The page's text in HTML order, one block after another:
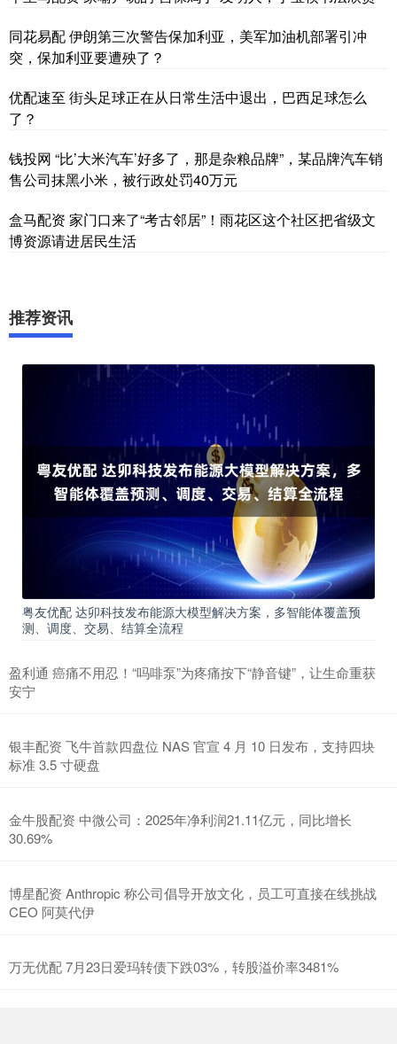
同花易配 伊朗第三次警告保加利亚，美军加油机部署引冲
突，保加利亚要遭殃了？
优配速至 街头足球正在从日常生活中退出，巴西足球怎么
了？
钱投网 “比’大米汽车’好多了，那是杂粮品牌”，某品牌汽车销
售公司抹黑小米，被行政处罚40万元
盒马配资 家门口来了“考古邻居”！雨花区这个社区把省级文
博资源请进居民生活
推荐资讯
粤友优配 达卯科技发布能源大模型解决方案，多智能体覆盖预
测、调度、交易、结算全流程
盈利通 癌痛不用忍！“吗啡泵”为疼痛按下“静音键”，让生命重获
安宁
银丰配资 飞牛首款四盘位 NAS 官宣 4 月 10 日发布，支持四块
标准 3.5 寸硬盘
金牛股配资 中微公司：2025年净利润21.11亿元，同比增长
30.69%
博星配资 Anthropic 称公司倡导开放文化，员工可直接在线挑战
CEO 阿莫代伊
万无优配 7月23日爱玛转债下跌03%，转股溢价率3481%